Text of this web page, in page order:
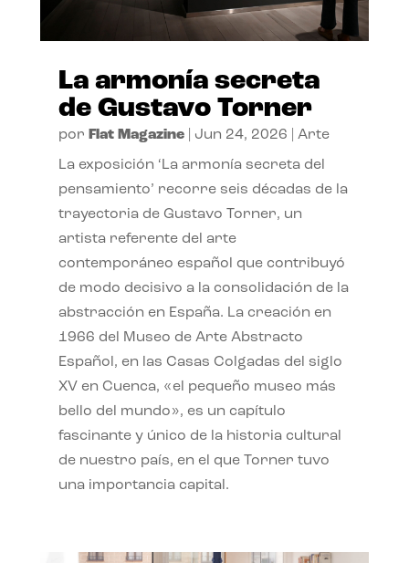
La armonía secreta
de Gustavo Torner
por Flat Magazine| Jun 24, 2026 Arte
La exposición ‘La armonía secreta del
pensamiento’ recorre seis décadas de la
trayectoria de Gustavo Torner, un
artista referente del arte
contemporáneo español que contribuyó
de modo decisivo a la consolidación de la
abstracción en España. La creación en
1966 del Museo de Arte Abstracto
Español, en las Casas Colgadas del siglo
XV en Cuenca, «el pequeño museo más
bello del mundo», es un capítulo
fascinante y único de la historia cultural
de nuestro país, en el que Torner tuvo
una importancia capital.